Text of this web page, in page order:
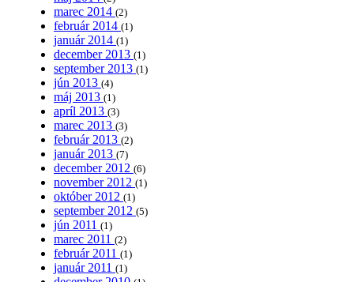
marec 2014 (2)
február 2014 (1)
január 2014 (1)
december 2013 (1)
september 2013 (1)
jún 2013 (4)
máj 2013 (1)
apríl 2013 (3)
marec 2013 (3)
február 2013 (2)
január 2013 (7)
december 2012 (6)
november 2012 (1)
október 2012 (1)
september 2012 (5)
jún 2011 (1)
marec 2011 (2)
február 2011 (1)
január 2011 (1)